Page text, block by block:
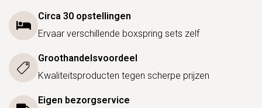
Circa 30 opstellingen
Ervaar verschillende boxspring sets zelf
Groothandelsvoordeel
Kwaliteitsproducten tegen scherpe prijzen
Eigen bezorgservice